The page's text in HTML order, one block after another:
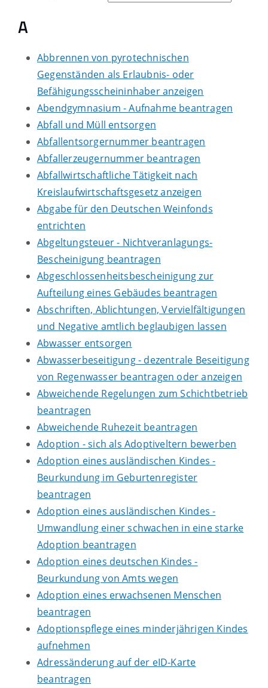
A
Abbrennen von pyrotechnischen
Gegenständen als Erlaubnis- oder
Befähigungsscheininhaber anzeigen
Abendgymnasium - Aufnahme beantragen
Abfall und Müll entsorgen
Abfallentsorgernummer beantragen
Abfallerzeugernummer beantragen
Abfallwirtschaftliche Tätigkeit nach
Kreislaufwirtschaftsgesetz anzeigen
Abgabe für den Deutschen Weinfonds
entrichten
Abgeltungsteuer - Nichtveranlagungs-
Bescheinigung beantragen
Abgeschlossenheitsbescheinigung zur
Aufteilung eines Gebäudes beantragen
Abschriften, Ablichtungen, Vervielfältigungen
und Negative amtlich beglaubigen lassen
Abwasser entsorgen
Abwasserbeseitigung - dezentrale Beseitigung
von Regenwasser beantragen oder anzeigen
Abweichende Regelungen zum Schichtbetrieb
beantragen
Abweichende Ruhezeit beantragen
Adoption - sich als Adoptiveltern bewerben
Adoption eines ausländischen Kindes -
Beurkundung im Geburtenregister
beantragen
Adoption eines ausländischen Kindes -
Umwandlung einer schwachen in eine starke
Adoption beantragen
Adoption eines deutschen Kindes -
Beurkundung von Amts wegen
Adoption eines erwachsenen Menschen
beantragen
Adoptionspflege eines minderjährigen Kindes
aufnehmen
Adressänderung auf der eID-Karte
beantragen